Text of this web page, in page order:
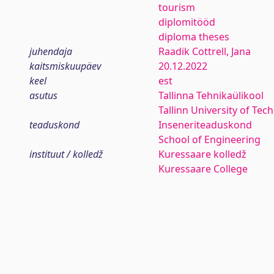
tourism
diplomitööd
diploma theses
juhendaja
Raadik Cottrell, Jana
kaitsmiskuupäev
20.12.2022
keel
est
asutus
Tallinna Tehnikaülikool
Tallinn University of
teaduskond
Inseneriteaduskond
School of Engineering
instituut / kolledž
Kuressaare kolledž
Kuressaare College